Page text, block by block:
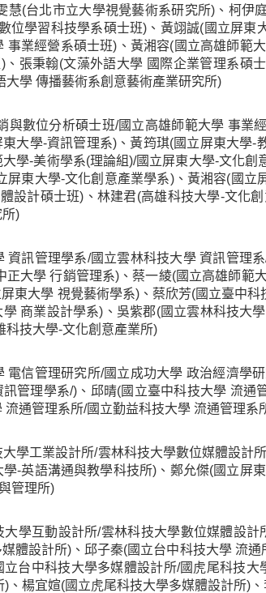
慧(台北市立大學視覺藝術系研究所)、柯伊
位學習科技學系碩士班)、黃翊誠(國立屏東
事業經營系碩士班)、黃湘容(國立高雄師範
、張秉翰(文藻外語大學 國際企業管理系碩
大學 傳播藝術系創意藝術產業研究所)
與數位分析碩士班/國立高雄師範大學 事業
大學-資訊管理系)、黃筠琪(國立屏東大學-
學-美術學系(理論組)/國立屏東大學-文化
屏東大學-文化創意產業學系)、黃湘容(國
設計碩士班)、林建君(高雄科技大學-文化
)
資訊管理學系/國立雲林科技大學 資訊管理
正大學 行銷管理系)、蔡一綾(國立高雄師範
東大學 視覺藝術學系)、蔡欣芳(國立臺中
商業設計學系)、吳紫郡(國立雲林科技大
科技大學-文化創意產業所)
電信管理研究所/國立成功大學 政治經濟學
訊管理學系/)、邱晴(國立臺中科技大學 流
流通管理系所/國立勤益科技大學 流通管理系
學工業設計所/雲林科技大學數位媒體設計
-英語溝通與教學科技所)、鄭允傑(國立屏
管理所)
大學互動設計所/雲林科技大學數位媒體設
體設計所)、邱子秦(國立台中科技大學 流
台中科技大學多媒體設計所/國虎尾科技
)、楊宜媗(國立虎尾科技大學多媒體設計所)